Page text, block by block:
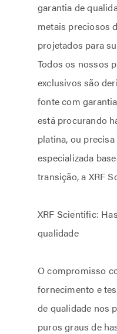
garantia de
metais preciosos
projetados para
Todos os nossos
exclusivos são
fonte com
está procurando
platina, ou
especializada
transição, a XRF
XRF Scientific:
qualidade
O compromisso
fornecimento e
de qualidade nos
puros graus de